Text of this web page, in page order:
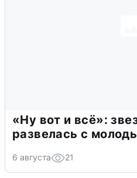
«Ну вот и всё»:
развелась с
6 августа 21